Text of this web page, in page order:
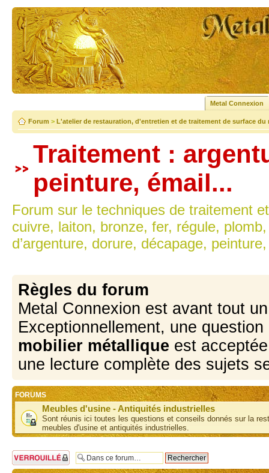
Metal Connexion
Forum > L'atelier de restauration, d'entretien et de traitement de surface du
Traitement :
peinture, émail...
Forum sur le techniques de traitement
cuivre, laiton, bronze, fer, régule,
d’argenture, dorure, décapage,
Règles du forum
Metal Connexion est avant tout
Exceptionnellement, une
mobilier métallique est
une lecture complète des sujets
FORUMS
Meubles d'usine - Antiquités industrielles
Sont réunis ici toutes les questions et conseils donnés sur la
meubles d'usine et antiquités industrielles.
Forum verrouillé